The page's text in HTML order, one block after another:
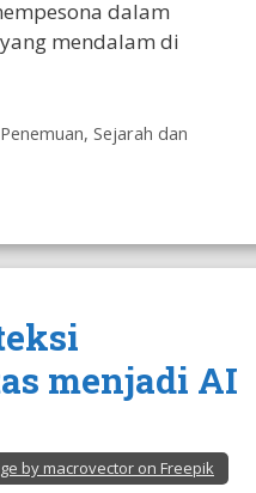
dalam
mendalam di
Penemuan, Sejarah dan
menjadi AI
by macrovector on Freepik